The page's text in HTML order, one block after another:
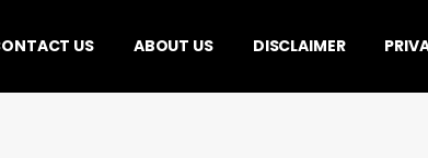
US ABOUT US DISCLAIMER